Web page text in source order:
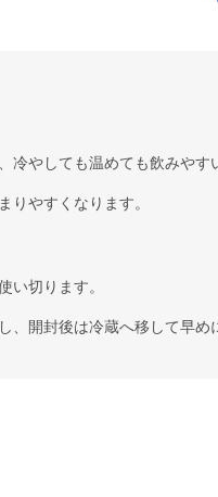
やしても温めても飲みやす
りやすくなります。
い切ります。
、開封後は冷蔵へ移して早